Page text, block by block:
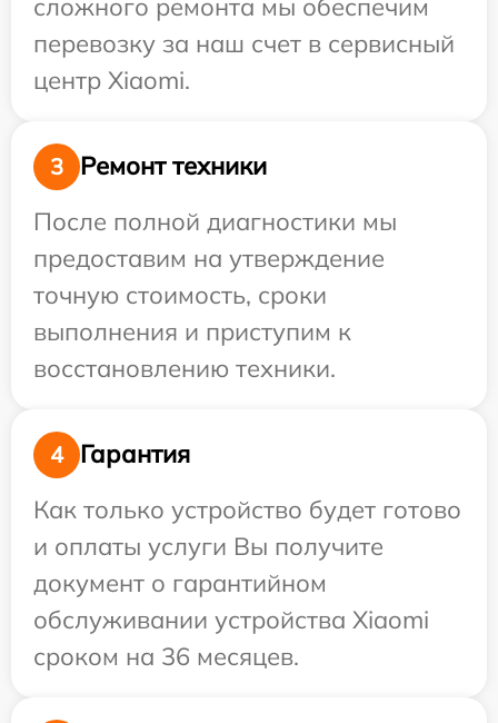
перевозку за наш счет в сервисный
центр Xiaomi.
3
Ремонт техники
После полной диагностики мы
предоставим на утверждение
точную стоимость, сроки
выполнения и приступим к
восстановлению техники.
4
Гарантия
Как только устройство будет готово
и оплаты услуги Вы получите
документ о гарантийном
обслуживании устройства Xiaomi
сроком на 36 месяцев.